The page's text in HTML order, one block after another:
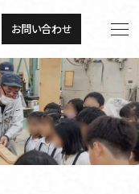
EN
お問い合わせ
JP EN